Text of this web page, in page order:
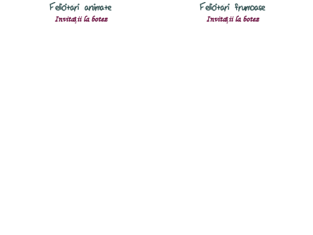
Felicitări animate
Invitații la botez
Felicitări frumoase
Invitații la botez